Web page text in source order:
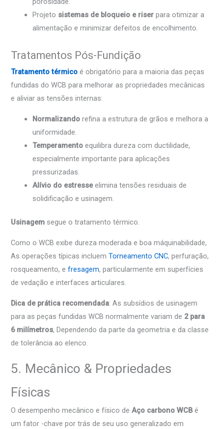
Projeto sistemas de bloqueio e riser para otimizar a
alimentação e minimizar defeitos de encolhimento.
Tratamentos Pós-Fundição
Tratamento térmico é obrigatório para a maioria das peças
fundidas do WCB para melhorar as propriedades mecânicas
e aliviar as tensões internas:
Normalizando refina a estrutura de grãos e melhora a
uniformidade.
Temperamento equilibra dureza com ductilidade,
especialmente importante para aplicações
pressurizadas.
Alívio do estresseelimina tensões residuais de
solidificação e usinagem.
Usinagem segue o tratamento térmico.
Como o WCB exibe dureza moderada e boa máquinabilidade,
As operações típicas incluemTorneamento CNC, perfuração,
rosqueamento, efresagem, particularmente em superfícies
de vedação e interfaces articulares.
Dica de prática recomendada: As subsídios de usinagem
para as peças fundidas WCB normalmente variam de 2 para
6 milímetros, Dependendo da parte da geometria e da classe
de tolerância ao elenco.
5. Mecânico & Propriedades
Físicas
O desempenho mecânico e físico deAço carbono WCBé
um fator -chave por trás de seu uso generalizado em